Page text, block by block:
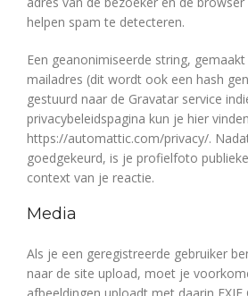
helpen spam te detecteren.
Een geanonimiseerde string,
mailadres (dit wordt ook een hash
gestuurd naar de Gravatar service
privacybeleidspagina kun je hier
https://automattic.com/privacy/.
goedgekeurd, is je profielfoto
context van je reactie.
Media
Als je een geregistreerde gebruiker
naar de site upload, moet je